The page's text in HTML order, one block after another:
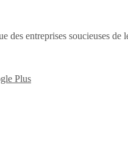
entreprises soucieuses